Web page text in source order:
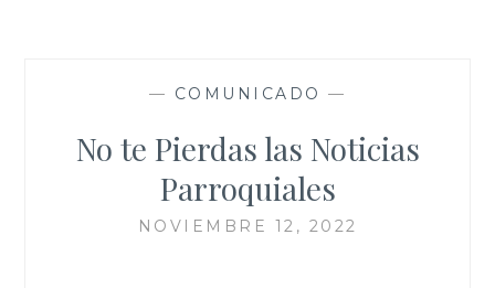
— COMUNICADO —
No te Pierdas las Noticias
Parroquiales
NOVIEMBRE 12, 2022